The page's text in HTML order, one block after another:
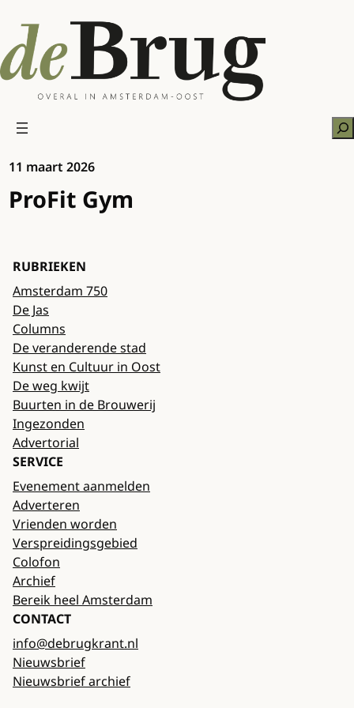
naar
de
inhoud
11 maart 2026
ProFit Gym
RUBRIEKEN
Amsterdam 750
De Jas
Columns
De veranderende stad
Kunst en Cultuur in Oost
De weg kwijt
Buurten in de Brouwerij
Ingezonden
Advertorial
SERVICE
Evenement aanmelden
Adverteren
Vrienden worden
Verspreidingsgebied
Colofon
Archief
Bereik heel Amsterdam
CONTACT
info@debrugkrant.nl
Nieuwsbrief
Nieuwsbrief archief